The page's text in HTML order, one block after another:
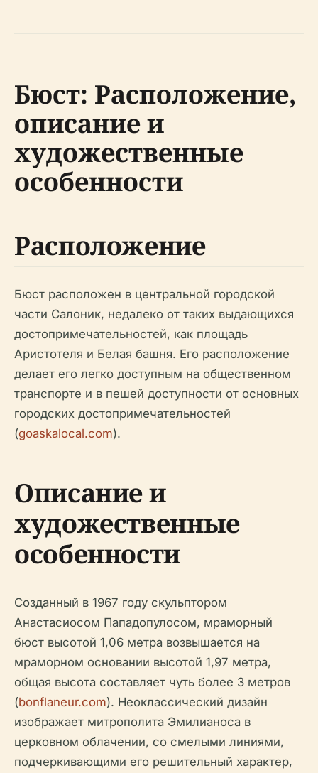
Бюст: Расположение,
описание и
художественные
особенности
Расположение
Бюст расположен в центральной городской
части Салоник, недалеко от таких выдающихся
достопримечательностей, как площадь
Аристотеля и Белая башня. Его расположение
делает его легко доступным на общественном
транспорте и в пешей доступности от основных
городских достопримечательностей
(goaskalocal.com).
Описание и
художественные
особенности
Созданный в 1967 году скульптором
Анастасиосом Пападопулосом, мраморный
бюст высотой 1,06 метра возвышается на
мраморном основании высотой 1,97 метра,
общая высота составляет чуть более 3 метров
(bonflaneur.com). Неоклассический дизайн
изображает митрополита Эмилианоса в
церковном облачении, со смелыми линиями,
подчеркивающими его решительный характер,